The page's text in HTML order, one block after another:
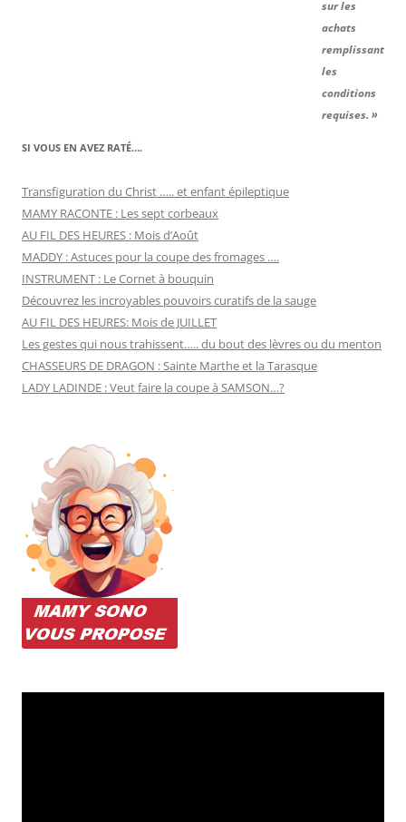
sur les
achats
remplissant
les
conditions
requises. »
SI VOUS EN AVEZ RATÉ….
Transfiguration du Christ ….. et enfant épileptique
MAMY RACONTE : Les sept corbeaux
AU FIL DES HEURES : Mois d’Août
MADDY : Astuces pour la coupe des fromages ….
INSTRUMENT : Le Cornet à bouquin
Découvrez les incroyables pouvoirs curatifs de la sauge
AU FIL DES HEURES: Mois de JUILLET
Les gestes qui nous trahissent….. du bout des lèvres ou du menton
CHASSEURS DE DRAGON : Sainte Marthe et la Tarasque
LADY LADINDE : Veut faire la coupe à SAMSON…?